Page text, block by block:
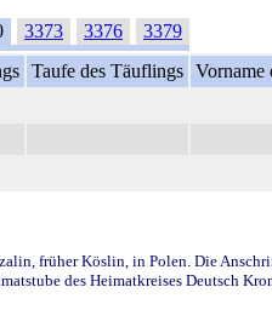
3373 3376
3379
Taufe des Täuflings Vorname
früher Köslin, in Polen. Die
des Heimatkreises Deutsch